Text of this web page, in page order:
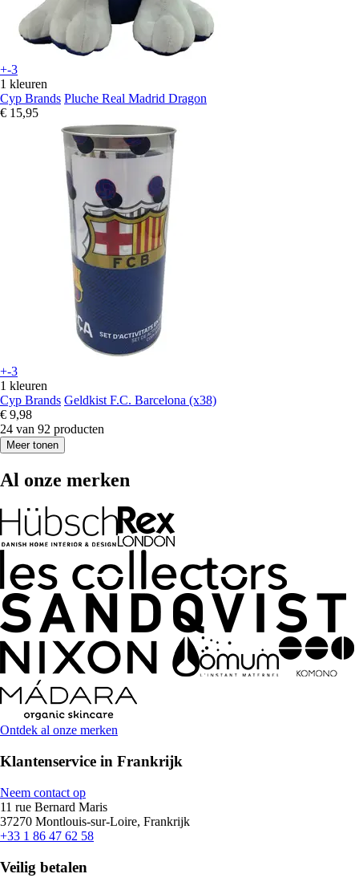
+-3
1 kleuren
Cyp Brands Pluche Real Madrid Dragon
€ 15,95
+-3
1 kleuren
Cyp Brands Geldkist F.C. Barcelona (x38)
€ 9,98
24 van 92 producten
Meer tonen
Al onze merken
Ontdek al onze merken
Klantenservice in Frankrijk
Neem contact op
11 rue Bernard Maris
37270 Montlouis-sur-Loire, Frankrijk
+33 1 86 47 62 58
Veilig betalen